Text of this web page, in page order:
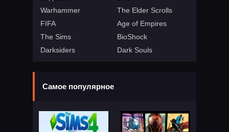
Warhammer
The Elder Scrolls
FIFA
Age of Empires
The Sims
BioShock
Darksiders
Dark Souls
Самое популярное